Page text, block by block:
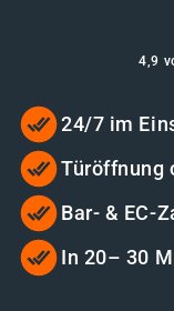
4,9
24/7 im
Türöffnung
Bar- & EC-
In 20– 30